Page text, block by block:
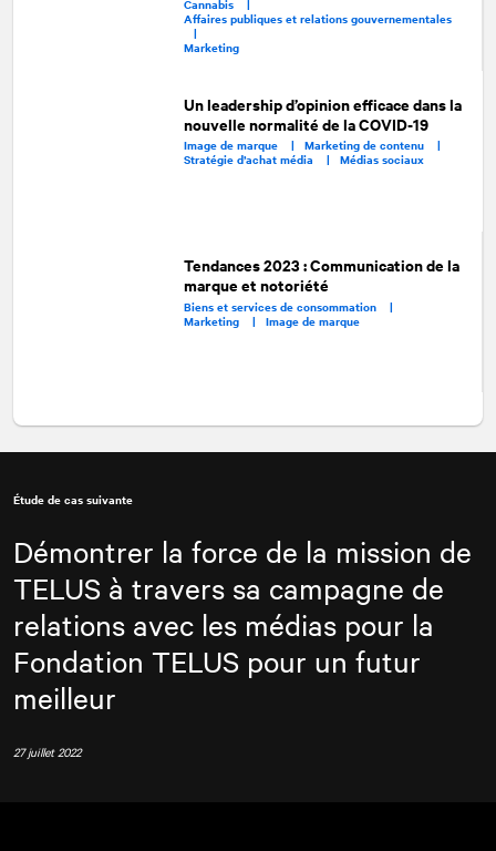
Cannabis |
Affaires publiques et relations gouvernementales
|
Marketing
Un leadership d’opinion efficace dans la
nouvelle normalité de la COVID-19
Image de marque |Marketing de contenu |
Stratégie d’achat média |Médias sociaux
Tendances 2023 : Communication de la
marque et notoriété
Biens et services de consommation |
Marketing | Image de marque
Étude de cas suivante
Démontrer la force de la mission de
TELUS à travers sa campagne de
relations avec les médias pour la
Fondation TELUS pour un futur
meilleur
27 juillet 2022